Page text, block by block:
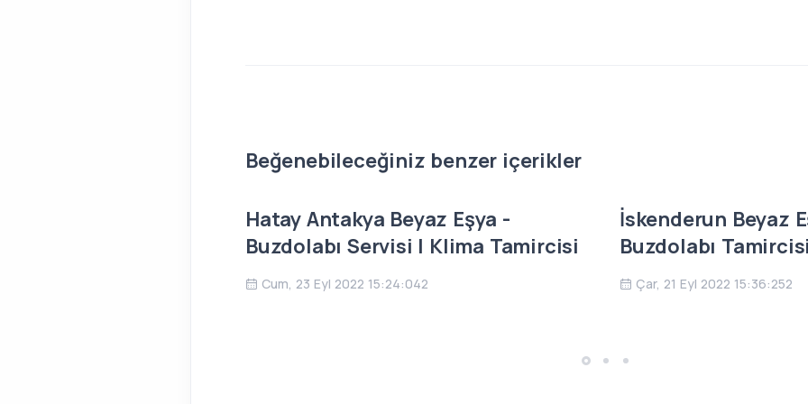
Beğenebileceğiniz benzer içerikler
Hatay Antakya Beyaz Eşya -
Buzdolabı Servisi | Klima Tamircisi
Cum, 23 Eyl 2022 15:24:042
İskenderun Beyaz
Buzdolabı
Çar, 21 Eyl 2022 15:36:252